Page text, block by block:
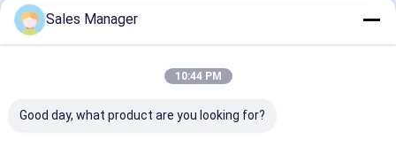
Sales Manager
10:44 PM
Good day, what product are you looking for?